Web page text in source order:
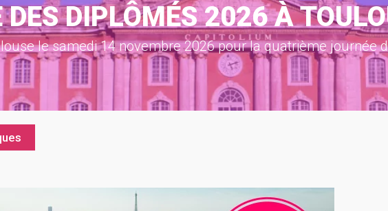
DES DIPLÔMÉS 2026 À
le samedi 14 novembre 2026 pour la quatrième journée